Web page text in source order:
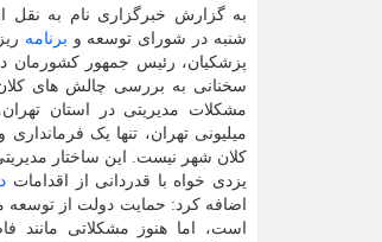
به گزارش خبرگزاری نام به نقل
شنبه در شورای توسعه و برنامه
پزشکیان، رئیس جمهور کشورمان
سخنانی به بررسی چالش های
میلیونی تهران، تنها یک
کلان شهر نیست. این ساختار
یزدی خواه با قدردانی از اقدامات
اضافه کرد: حمایت دولت از توسعه
است، اما هنوز مشکلاتی مانند